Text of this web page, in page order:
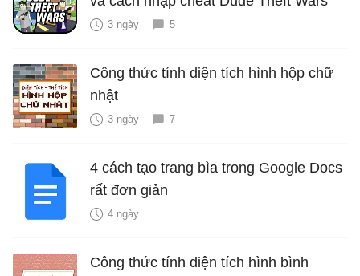
3 ngày 5
Công thức tính diện tích hình hộp chữ
nhật
3 ngày 7
4 cách tạo trang bìa trong Google Docs
rất đơn giản
4 ngày
Công thức tính diện tích hình bình